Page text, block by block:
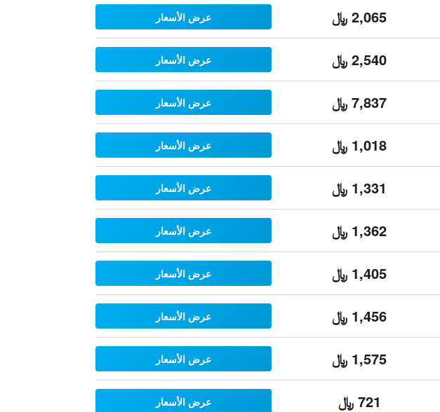
2,065 ﷼ عرض الأسعار
2,540 ﷼ عرض الأسعار
7,837 ﷼ عرض الأسعار
1,018 ﷼ عرض الأسعار
1,331 ﷼ عرض الأسعار
1,362 ﷼ عرض الأسعار
1,405 ﷼ عرض الأسعار
1,456 ﷼ عرض الأسعار
1,575 ﷼ عرض الأسعار
721 ﷼ عرض الأسعار